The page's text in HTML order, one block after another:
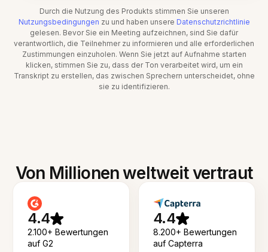
Durch die Nutzung des Produkts stimmen Sie unseren
Nutzungsbedingungen zu und haben unsere Datenschutzrichtlinie
gelesen. Bevor Sie ein Meeting aufzeichnen, sind Sie dafür
verantwortlich, die Teilnehmer zu informieren und alle erforderlichen
Zustimmungen einzuholen. Wenn Sie jetzt auf Aufnahme starten
klicken, stimmen Sie zu, dass der Ton verarbeitet wird, um ein
Transkript zu erstellen, das zwischen Sprechern unterscheidet, ohne
sie zu identifizieren.
Von Millionen weltweit vertraut
4.4
2.100+ Bewertungen
auf G2
4.4
8.200+ Bewertungen
auf Capterra